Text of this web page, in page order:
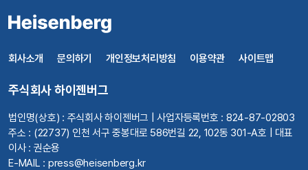
회사소개 문의하기 개인정보처리방침 이용약관 사이트맵
주식회사 하이젠버그
법인명(상호) : 주식회사 하이젠버그 | 사업자등록번호 : 824-87-02803
주소 : (22737) 인천 서구 중봉대로 586번길 22, 102동 301-A호 | 대표
이사 : 권순용
E-MAIL : press@heisenberg.kr